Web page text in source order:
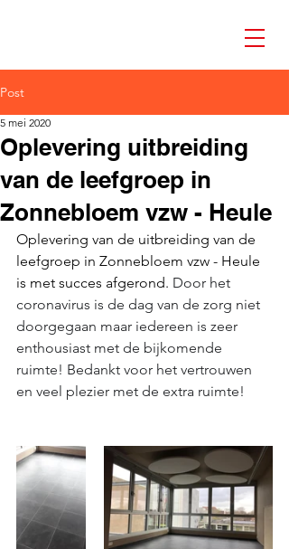
Post
Oplevering uitbreiding
van de leefgroep in
Zonnebloem vzw - Heule
5 mei 2020
Oplevering van de uitbreiding van de
leefgroep in Zonnebloem vzw - Heule
is met succes afgerond. Door het
coronavirus is de dag van de zorg niet
doorgegaan maar iedereen is zeer
enthousiast met de bijkomende
ruimte! Bedankt voor het vertrouwen
en veel plezier met de extra ruimte!